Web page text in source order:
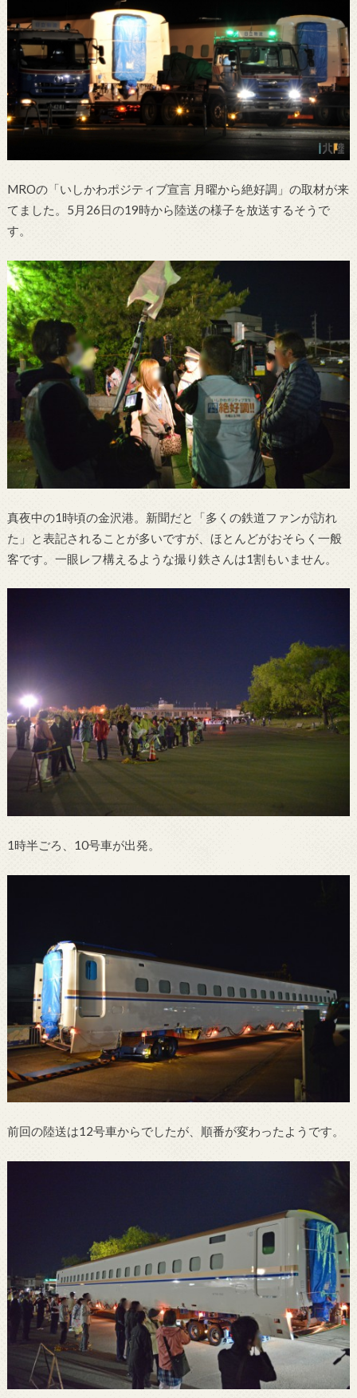
MROの「いしかわポジティブ宣言 月曜から絶好調」の取材が来
てました。5月26日の19時から陸送の様子を放送するそうで
す。
真夜中の1時頃の金沢港。新聞だと「多くの鉄道ファンが訪れ
た」と表記されることが多いですが、ほとんどがおそらく一般
客です。一眼レフ構えるような撮り鉄さんは1割もいません。
1時半ごろ、10号車が出発。
前回の陸送は12号車からでしたが、順番が変わったようです。